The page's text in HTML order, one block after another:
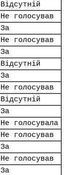
Відсутній
Не голосував
За
Не голосував
За
Відсутній
За
Не голосував
Відсутній
За
Не голосувала
Не голосував
За
Не голосував
За